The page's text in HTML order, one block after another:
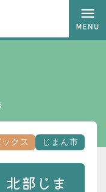
ックス じまん市
部じま